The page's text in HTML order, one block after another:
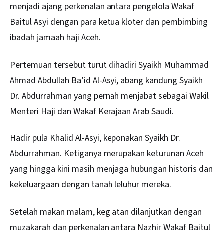
menjadi ajang perkenalan antara pengelola Wakaf
Baitul Asyi dengan para ketua kloter dan pembimbing
ibadah jamaah haji Aceh.
Pertemuan tersebut turut dihadiri Syaikh Muhammad
Ahmad Abdullah Ba’id Al-Asyi, abang kandung Syaikh
Dr. Abdurrahman yang pernah menjabat sebagai Wakil
Menteri Haji dan Wakaf Kerajaan Arab Saudi.
Hadir pula Khalid Al-Asyi, keponakan Syaikh Dr.
Abdurrahman. Ketiganya merupakan keturunan Aceh
yang hingga kini masih menjaga hubungan historis dan
kekeluargaan dengan tanah leluhur mereka.
Setelah makan malam, kegiatan dilanjutkan dengan
muzakarah dan perkenalan antara Nazhir Wakaf Baitul